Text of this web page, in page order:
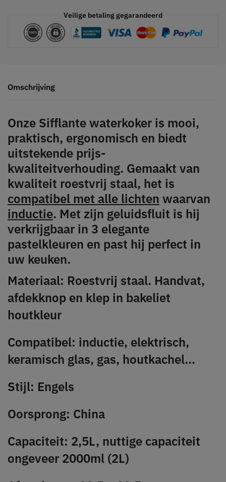
Veilige betaling gegarandeerd
Omschrijving
Onze Sifflante waterkoker is mooi,
praktisch, ergonomisch en biedt
uitstekende prijs-
kwaliteitverhouding. Gemaakt van
kwaliteit roestvrij staal, het is
compatibel met alle lichten waarvan
inductie. Met zijn geluidsfluit is hij
verkrijgbaar in 3 elegante
pastelkleuren en past hij perfect in
uw keuken.
Materiaal: Roestvrij staal. Handvat,
afdekknop en klep in bakeliet
houtkleur
Compatibel: inductie, elektrisch,
keramisch glas, gas, houtkachel...
Stijl: Engels
Oorsprong: China
Capaciteit: 2,5L, nuttige capaciteit
ongeveer 2000ml (2L)